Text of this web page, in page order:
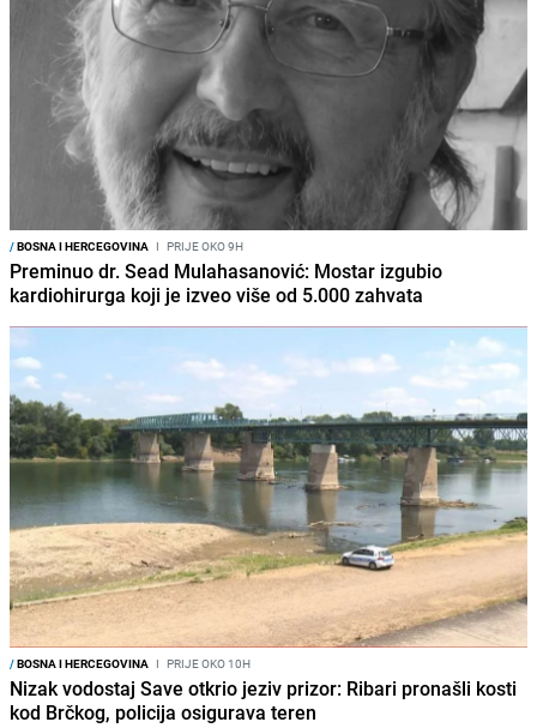
/BOSNA I HERCEGOVINA I PRIJE OKO 9H
Preminuo dr. Sead Mulahasanović: Mostar izgubio
kardiohirurga koji je izveo više od 5.000 zahvata
/BOSNA I HERCEGOVINA I PRIJE OKO 10H
Nizak vodostaj Save otkrio jeziv prizor: Ribari pronašli kosti
kod Brčkog, policija osigurava teren